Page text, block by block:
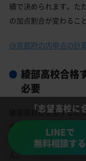
績で決められます。た
の加点割合が変わるこ
京都府の内申点の計
綾部高校合格
必要
綾部高校に合格するに
合格ラインを越える必
リアする為にも、内申
ん。
「志望高校
LINEで
無料相談する